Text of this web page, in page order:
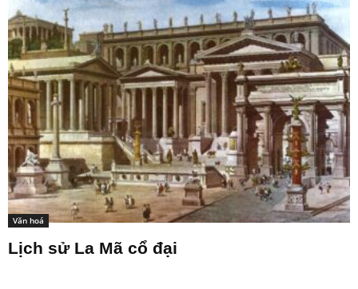
Văn hoá
Lịch sử La Mã cổ đại